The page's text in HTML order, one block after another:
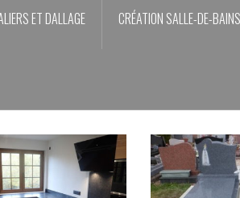
ET DALLAGE CRÉATION SALLE-DE-